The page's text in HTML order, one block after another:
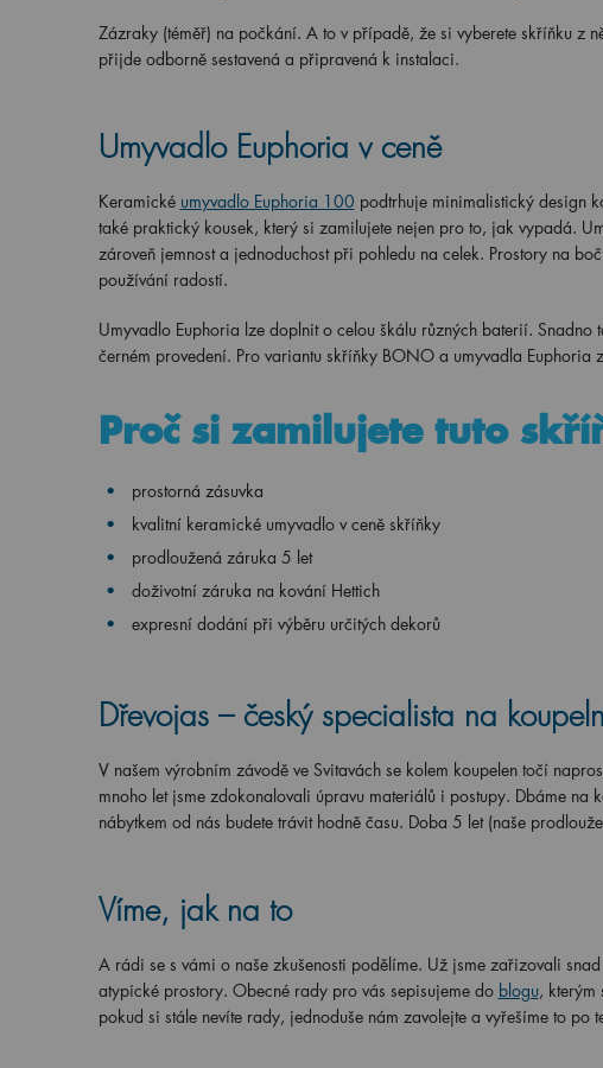
Zázraky (téměř) na počkání. A to v případě, že si vyberete skříňku z
přijde odborně sestavená a připravená k instalaci.
Umyvadlo Euphoria v ceně
Keramické umyvadlo Euphoria 100 podtrhuje minimalistický design
také praktický kousek, který si zamilujete nejen pro to, jak vypadá.
zároveň jemnost a jednoduchost při pohledu na celek. Prostory na
používání radostí.
Umyvadlo Euphoria lze doplnit o celou škálu různých baterií.
černém provedení. Pro variantu skříňky BONO a umyvadla Euphoria
Proč si zamilujete tuto
prostorná zásuvka
kvalitní keramické umyvadlo v ceně skříňky
prodloužená záruka 5 let
doživotní záruka na kování Hettich
expresní dodání při výběru určitých dekorů
Dřevojas – český specialista na
V našem výrobním závodě ve Svitavách se kolem koupelen točí
mnoho let jsme zdokonalovali úpravu materiálů i postupy. Dbáme
nábytkem od nás budete trávit hodně času. Doba 5 let (naše
Víme, jak na to
A rádi se s vámi o naše zkušenosti podělíme. Už jsme zařizovali
atypické prostory. Obecné rady pro vás sepisujeme do blogu, kterým
pokud si stále nevíte rady, jednoduše nám zavolejte a vyřešíme to po